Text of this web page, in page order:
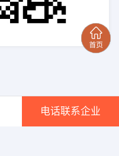
电话联系企业